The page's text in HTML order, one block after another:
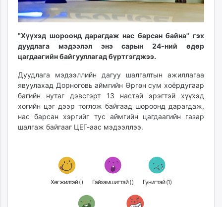
zarig.mn
today.mn
mminfo.mn
ugluu.mn
unen.mn
asu.mn
shudarga.mn
shuurhai.mn
unuudur.mn
"Хүүхэд шороонд дарагдаж нас барсан байна" гэх
дуудлага мэдээлэл энэ сарын 24-ний өдөр
цагдаагийн байгууллагад бүртгэгджээ.
Дуудлага мэдээллийн дагуу шалгалтын ажиллагаа
явуулахад Дорноговь аймгийн Өргөн сум хоёрдугаар
багийн нутаг дэвсгэрт 13 настай эрэгтэй хүүхэд
хогийн цэг дээр тоглож байгаад шороонд дарагдаж,
нас барсан хэргийг тус аймгийн цагдаагийн газар
шалгаж байгааг ЦЕГ-аас мэдээллээ.
Хөгжилтэй () Гайхамшигтай () Гунигтай (1)